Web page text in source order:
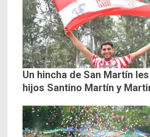
Un hincha de San Martín
hijos Santino Martín y